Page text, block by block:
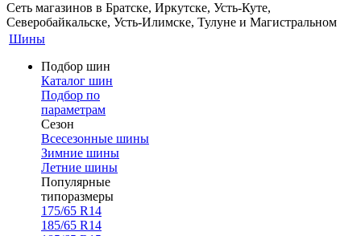
Сеть магазинов в Братске, Иркутске, Усть-Куте,
Северобайкальске, Усть-Илимске, Тулуне и Магистральном
Шины
Подбор шин
Каталог шин
Подбор по
параметрам
Сезон
Всесезонные шины
Зимние шины
Летние шины
Популярные
типоразмеры
175/65 R14
185/65 R14